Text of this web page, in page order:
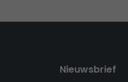
Nieuwsbrief